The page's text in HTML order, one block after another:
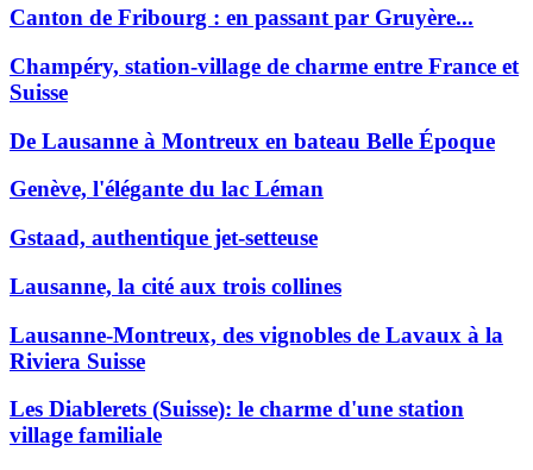
Canton de Fribourg : en passant par Gruyère...
Champéry, station-village de charme entre France et
Suisse
De Lausanne à Montreux en bateau Belle Époque
Genève, l'élégante du lac Léman
Gstaad, authentique jet-setteuse
Lausanne, la cité aux trois collines
Lausanne-Montreux, des vignobles de Lavaux à la
Riviera Suisse
Les Diablerets (Suisse): le charme d'une station
village familiale